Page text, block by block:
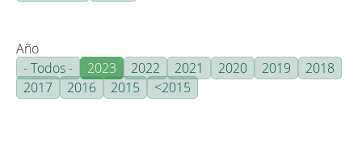
Año
- Todos -
2023 2022 2021 2020 2019
2018
2017
2016 2015 <2015